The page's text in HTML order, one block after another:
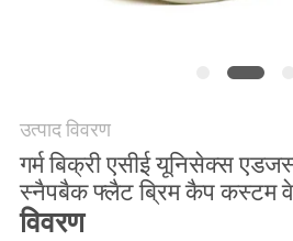
उत्पाद विवरण
गर्म बिक्री एसीई यूनिसेक्स
स्नैपबैक फ्लैट ब्रिम कैप कस्टम
विवरण